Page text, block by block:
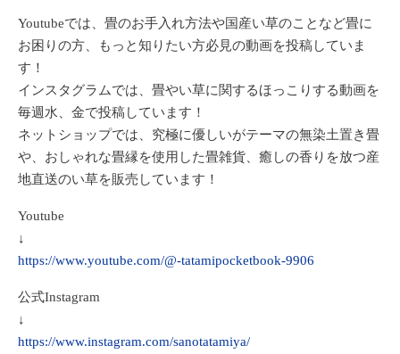
Youtubeでは、畳のお手入れ方法や国産い草のことなど畳に
お困りの方、もっと知りたい方必見の動画を投稿していま
す！
インスタグラムでは、畳やい草に関するほっこりする動画を
毎週水、金で投稿しています！
ネットショップでは、究極に優しいがテーマの無染土置き畳
や、おしゃれな畳縁を使用した畳雑貨、癒しの香りを放つ産
地直送のい草を販売しています！
Youtube
↓
https://www.youtube.com/@-tatamipocketbook-9906
公式Instagram
↓
https://www.instagram.com/sanotatamiya/